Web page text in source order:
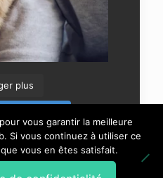
plus
vous garantir la meilleure
Si vous continuez à utiliser ce
vous en êtes satisfait.